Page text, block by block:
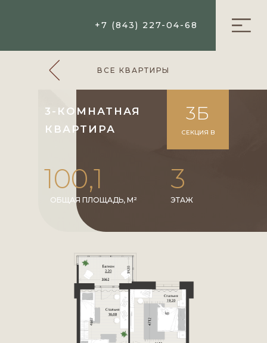
+7 (843) 227-04-68
ВСЕ КВАРТИРЫ
100,1
3-КОМНАТНАЯ
КВАРТИРА
ОБЩАЯ ПЛОЩАДЬ, М² ЭТАЖ
3
3Б
СЕКЦИЯ B